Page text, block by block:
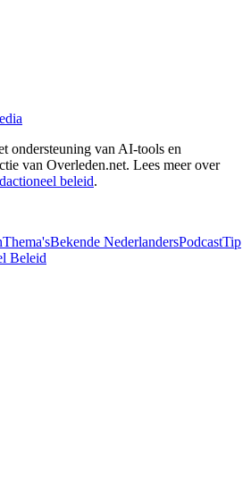
ondersteuning van AI-tools en
van Overleden.net. Lees meer over
beleid.
Thema'sBekende NederlandersPodcastTip
Beleid